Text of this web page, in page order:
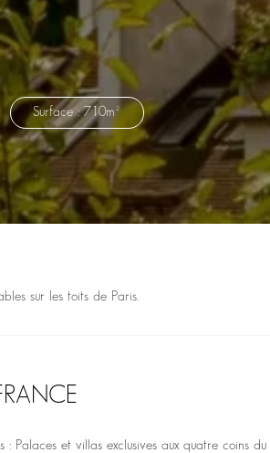
Surface : 710m²
sur les toits de Paris.
: Palaces et villas exclusives aux quatre coins du